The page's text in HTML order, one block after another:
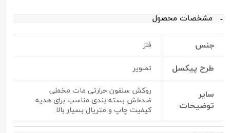
مشخصات محصول
جنس فلز
طرح پیکسل تصویر
سایر
توضیحات
روکش سلفون حرارتی مات مخملی
ضدخش بسته بندی مناسب برای هدیه
کیفیت چاپ و متریال بسیار بالا